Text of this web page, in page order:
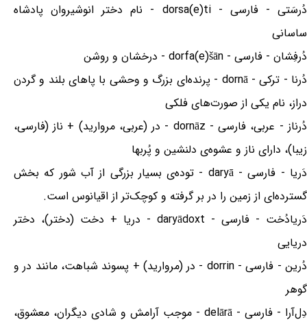
دُرسَتی - فارسی - dorsa(e)ti - نام دختر انوشیروان پادشاه
ساسانی
دُرفِشان - فارسی - dorfa(e)šān - درخشان و روشن
دُرنا - ترکی - dornā - پرنده‌ای بزرگ و وحشی با پاهای بلند و گردن
دراز، نام یکی از صورت‌های فلکی
دُرناز - عربی، فارسی - dornāz - در (عربی، مروارید) + ناز (فارسی،
زیبا)، دارای ناز و عشوه‌ی دلنشین و پُربها
دَریا - فارسی - daryā - توده‌ی بسیار بزرگی از آب شور که بخش
گسترده‌ای از زمین را در بر گرفته و کوچک‌تر از اقیانوس است.
دَریادُخت - فارسی - daryādoxt - دریا + دخت (دختر)، دختر
دریایی
دُرین - فارسی - dorrin - در (مروارید) + پسوند شباهت، مانند در و
گوهر
دِل‌آرا - فارسی - delārā - موجب آرامش و شادی دیگران، معشوق،